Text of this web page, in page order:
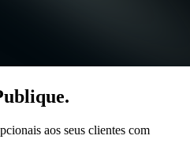
aos seus clientes com